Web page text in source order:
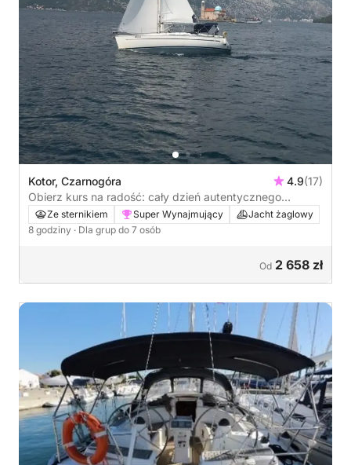
Kotor, Czarnogóra 4.9(17)
Obierz kurs na radość: cały dzień autentycznego
żeglowania w Kotorze na żaglówce
Ze sternikiem Super Wynajmujący
Jacht żaglowy
8 godziny · Dla grup do 7 osób
Od 2 658 zł